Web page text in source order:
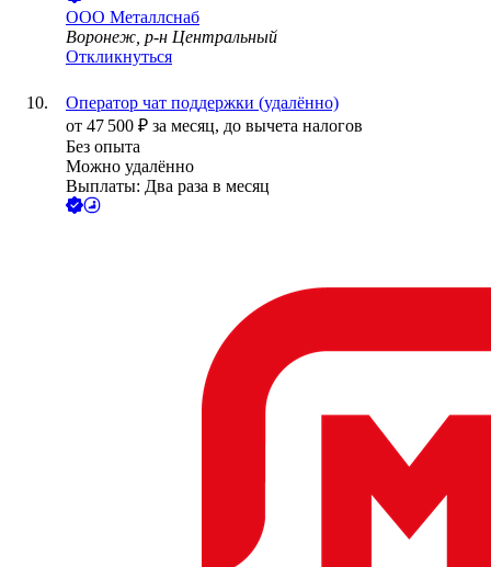
ООО Металлснаб
Воронеж, р-н Центральный
Откликнуться
Оператор чат поддержки (удалённо)
от 47 500 ₽ за месяц, до вычета налогов
Без опыта
Можно удалённо
Выплаты: Два раза в месяц